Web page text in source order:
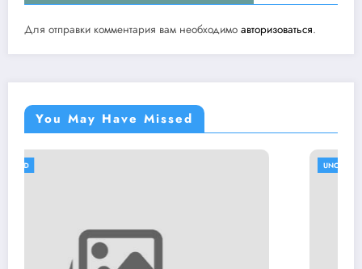
Для отправки комментария вам необходимо авторизоваться.
You May Have Missed